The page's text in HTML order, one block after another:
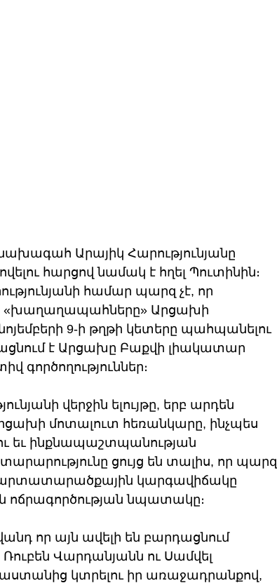
Արայիկ Հարությունյանը
հարցով նամակ է հղել Պուտինին։
համար պարզ չէ, որ
«խաղաղապահները» Արցախի
9-ի թղթի կետերը պահպանելու
է Արցախը Բաքվի լիակատար
գործողություններ։
վերջին ելույթը, երբ արդեն
մոտալուտ հեռանկարը, ինչպես
եւ ինքնապաշտպանության
ցույց են տալիս, որ պարզ
արտատարածքային կարգավիճակը
ոճրագործության նպատակը։
որ այն ավելի են բարդացնում
Ռուբեն Վարդանյանն ու Սամվել
կտրելու իր առաջադրանքով,